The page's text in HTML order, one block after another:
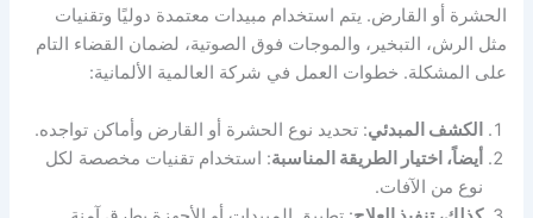
الحشرة أو القارض. يتم استخدام مبيدات معتمدة دوليًا وتقنيات
مثل الرش، التبخير، والموجات فوق الصوتية، لضمان القضاء التام
على المشكلة. خطوات العمل في شركة العالمية الألمانية:
الكشف المبدئي: تحديد نوع الحشرة أو القارض وأماكن تواجده.
أيضاً، اختيار الطريقة المناسبة: استخدام تقنيات مخصصة لكل
نوع من الآفات.